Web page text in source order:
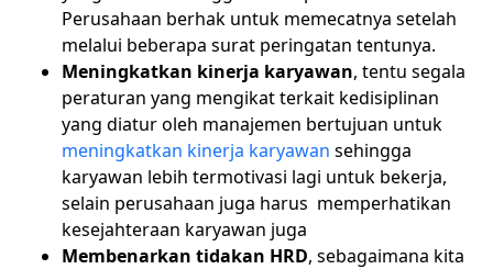
Perusahaan berhak untuk memecatnya setelah
melalui beberapa surat peringatan tentunya.
Meningkatkan kinerja karyawan, tentu segala
peraturan yang mengikat terkait kedisiplinan
yang diatur oleh manajemen bertujuan untuk
meningkatkan kinerja karyawan sehingga
karyawan lebih termotivasi lagi untuk bekerja,
selain perusahaan juga harus memperhatikan
kesejahteraan karyawan juga
Membenarkan tidakan HRD, sebagaimana kita